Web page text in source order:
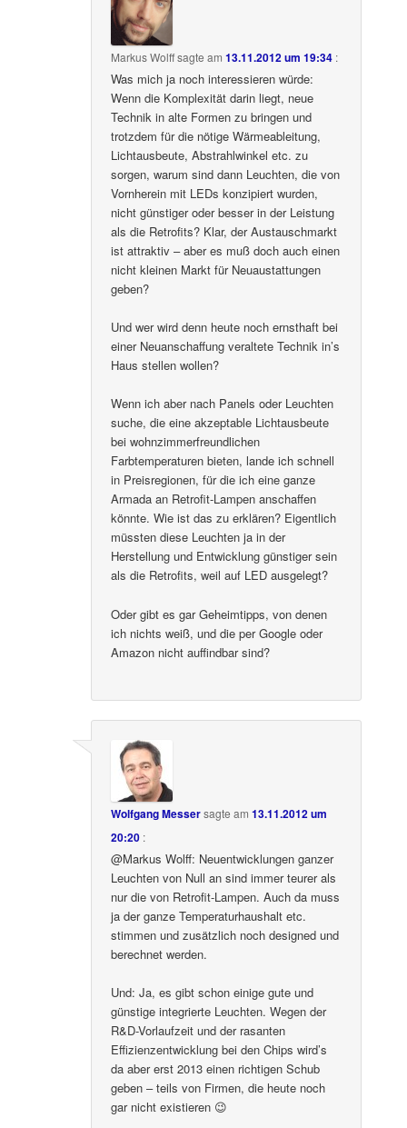
Markus Wolffsagte am13.11.2012 um 19:34 :
Was mich ja noch interessieren würde:
Wenn die Komplexität darin liegt, neue
Technik in alte Formen zu bringen und
trotzdem für die nötige Wärmeableitung,
Lichtausbeute, Abstrahlwinkel etc. zu
sorgen, warum sind dann Leuchten, die von
Vornherein mit LEDs konzipiert wurden,
nicht günstiger oder besser in der Leistung
als die Retrofits? Klar, der Austauschmarkt
ist attraktiv – aber es muß doch auch einen
nicht kleinen Markt für Neuaustattungen
geben?
Und wer wird denn heute noch ernsthaft bei
einer Neuanschaffung veraltete Technik in’s
Haus stellen wollen?
Wenn ich aber nach Panels oder Leuchten
suche, die eine akzeptable Lichtausbeute
bei wohnzimmerfreundlichen
Farbtemperaturen bieten, lande ich schnell
in Preisregionen, für die ich eine ganze
Armada an Retrofit-Lampen anschaffen
könnte. Wie ist das zu erklären? Eigentlich
müssten diese Leuchten ja in der
Herstellung und Entwicklung günstiger sein
als die Retrofits, weil auf LED ausgelegt?
Oder gibt es gar Geheimtipps, von denen
ich nichts weiß, und die per Google oder
Amazon nicht auffindbar sind?
Wolfgang Messersagte am13.11.2012 um
20:20 :
@Markus Wolff: Neuentwicklungen ganzer
Leuchten von Null an sind immer teurer als
nur die von Retrofit-Lampen. Auch da muss
ja der ganze Temperaturhaushalt etc.
stimmen und zusätzlich noch designed und
berechnet werden.
Und: Ja, es gibt schon einige gute und
günstige integrierte Leuchten. Wegen der
R&D-Vorlaufzeit und der rasanten
Effizienzentwicklung bei den Chips wird’s
da aber erst 2013 einen richtigen Schub
geben – teils von Firmen, die heute noch
gar nicht existieren 😉